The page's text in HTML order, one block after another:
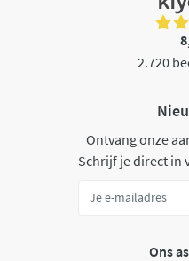
2.720
Ontvang onze
Schrijf je direct in
Ons